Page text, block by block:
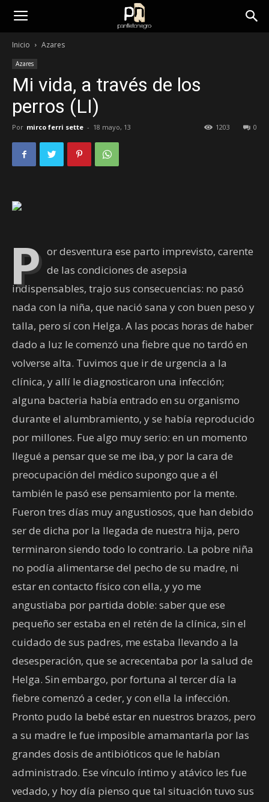
panfletonegro
Inicio Azares
Azares
Mi vida, a través de los
perros (LI)
Por mirco ferri sette - 18 mayo, 13 0
1203
P or desventura ese parto imprevisto, carente
de las condiciones de asepsia
indispensables, trajo sus consecuencias: no pasó
nada con la niña, que nació sana y con buen peso y
talla, pero sí con Helga. A las pocas horas de haber
dado a luz le comenzó una fiebre que no tardó en
volverse alta. Tuvimos que ir de urgencia a la
clínica, y allí le diagnosticaron una infección;
alguna bacteria había entrado en su organismo
durante el alumbramiento, y se había reproducido
por millones. Fue algo muy serio: en un momento
llegué a pensar que se me iba, y por la cara de
preocupación del médico supongo que a él
también le pasó ese pensamiento por la mente.
Fueron tres días muy angustiosos, que han debido
ser de dicha por la llegada de nuestra hija, pero
terminaron siendo todo lo contrario. La pobre niña
no podía alimentarse del pecho de su madre, ni
estar en contacto físico con ella, y yo me
angustiaba por partida doble: saber que ese
pequeño ser estaba en el retén de la clínica, sin el
cuidado de sus padres, me estaba llevando a la
desesperación, que se acrecentaba por la salud de
Helga. Sin embargo, por fortuna al tercer día la
fiebre comenzó a ceder, y con ella la infección.
Pronto pudo la bebé estar en nuestros brazos, pero
a su madre le fue imposible amamantarla por las
grandes dosis de antibióticos que le habían
administrado. Ese vínculo íntimo y atávico les fue
vedado, y hoy día pienso que tal situación tuvo sus